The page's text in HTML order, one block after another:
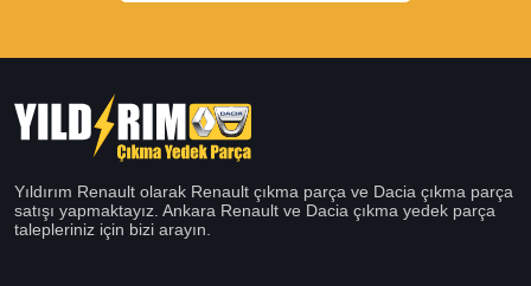
Yıldırım Renault olarak Renault çıkma parça ve Dacia çıkma parça
satışı yapmaktayız. Ankara Renault ve Dacia çıkma yedek parça
talepleriniz için bizi arayın.